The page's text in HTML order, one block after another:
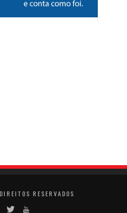
RESERVADOS